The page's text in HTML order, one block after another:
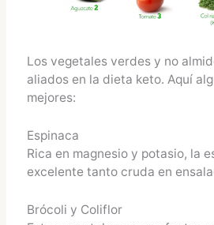
Los vegetales verdes y no
aliados en la dieta keto. Aquí
mejores:
Espinaca
Rica en magnesio y potasio, la
excelente tanto cruda en
Brócoli y Coliflor